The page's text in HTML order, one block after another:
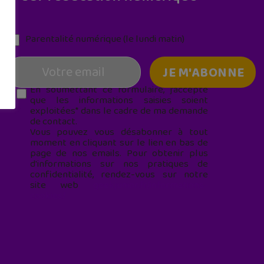
Parentalité numérique (le lundi matin)
En soumettant ce formulaire, j’accepte
que les informations saisies soient
exploitées* dans le cadre de ma demande
de contact.
Vous pouvez vous désabonner à tout
moment en cliquant sur le lien en bas de
page de nos emails. Pour obtenir plus
d'informations sur nos pratiques de
confidentialité, rendez-vous sur notre
site web